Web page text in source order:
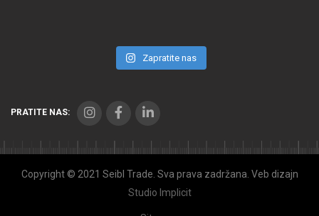
Zapratite nas
PRATITE NAS:
Copyright © 2021 Seibl Trade. Sva prava zadržana. Veb dizajn
Studio Implicit